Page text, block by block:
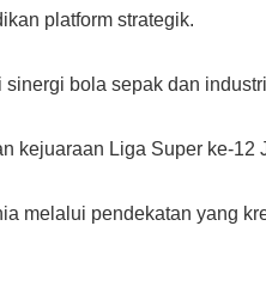
platform strategik.
bola sepak dan
kejuaraan Liga Super ke-12
melalui pendekatan yang